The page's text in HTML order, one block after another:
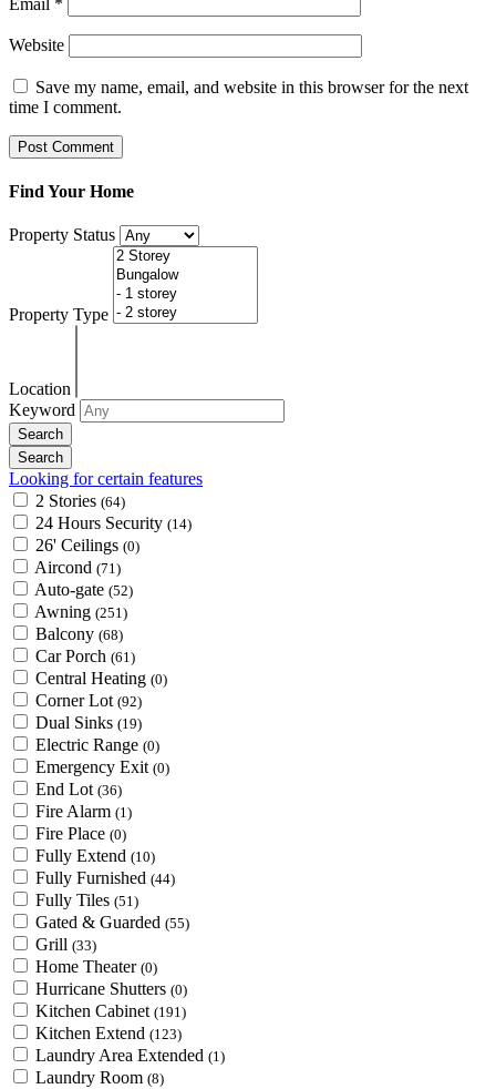
Website
Save my name, email, and website in this browser for the next
time I comment.
Find Your Home
Property Status
Property Type
Location
Keyword
Looking for certain features
2 Stories (64)
24 Hours Security (14)
26' Ceilings (0)
Aircond (71)
Auto-gate (52)
Awning (251)
Balcony (68)
Car Porch (61)
Central Heating (0)
Corner Lot (92)
Dual Sinks (19)
Electric Range (0)
Emergency Exit (0)
End Lot (36)
Fire Alarm (1)
Fire Place (0)
Fully Extend (10)
Fully Furnished (44)
Fully Tiles (51)
Gated & Guarded (55)
Grill (33)
Home Theater (0)
Hurricane Shutters (0)
Kitchen Cabinet (191)
Kitchen Extend (123)
Laundry Area Extended (1)
Laundry Room (8)